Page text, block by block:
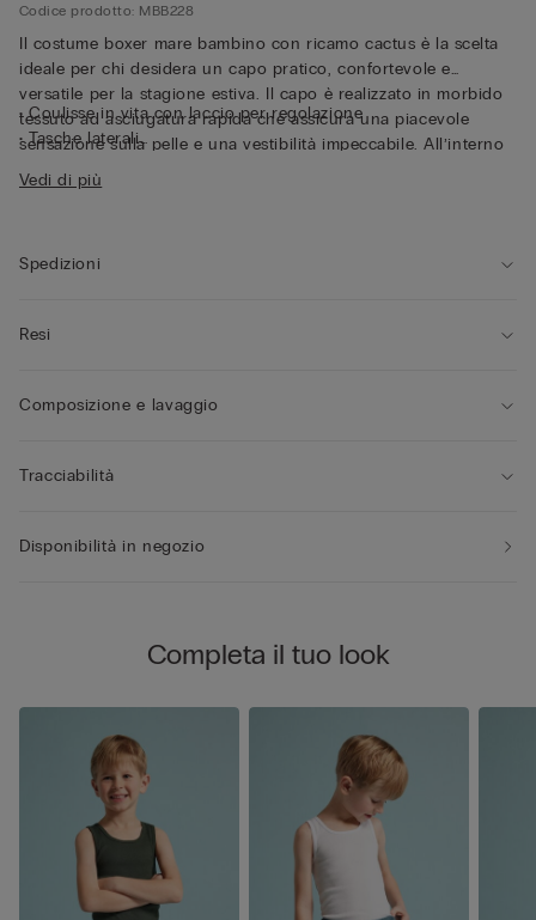
Codice prodotto: MBB228
Il costume boxer mare bambino con ricamo cactus è la scelta
ideale per chi desidera un capo pratico, confortevole e
versatile per la stagione estiva. Il capo è realizzato in morbido
tessuto ad asciugatura rapida che assicura una piacevole
sensazione sulla pelle e una vestibilità impeccabile. All’interno
è dotato di fodera a slip in morbida microfibra in tono con il
capo, studiata per garantire comfort sia durante il bagno che
confortevole. Il costume è ripiegabile all'interno della sua tasca
• Coulisse in vita con laccio per regolazione
• Tasche laterali
• Occhielli posteriori
• Lunghezza media
Vedi di più
Spedizioni
Resi
Composizione e lavaggio
Tracciabilità
Disponibilità in negozio
Completa il tuo look